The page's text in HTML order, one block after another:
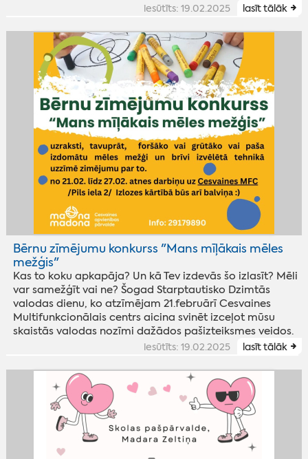
iesūtīts: 19.02.2025 lasīt tālāk
Bērnu zīmējumu konkurss "Mans mīļākais mēles
mežģis"
Kas to koku apkapāja? Un kā Tev izdevās šo izlasīt? Mēli
var samežģīt vai ne? Šogad Starptautisko Dzimtās
valodas dienu, ko atzīmējam 21.februārī Cesvaines
Multifunkcionālais centrs aicina svinēt izceļot mūsu
skaistās valodas nozīmi dažādos pašizteiksmes veidos.
iesūtīts: 19.02.2025 lasīt tālāk